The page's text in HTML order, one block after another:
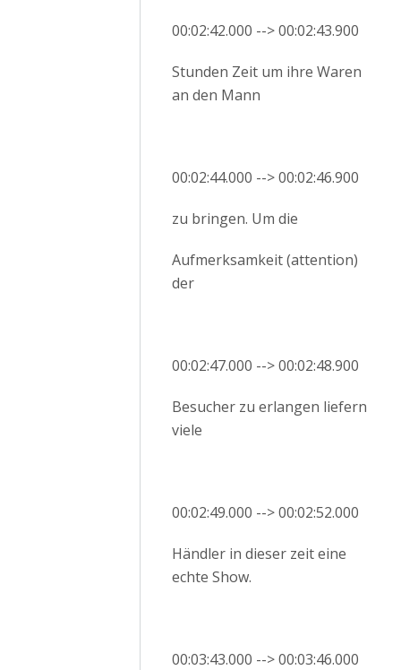
00:02:42.000 --> 00:02:43.900
Stunden Zeit um ihre Waren
an den Mann
00:02:44.000 --> 00:02:46.900
zu bringen. Um die
Aufmerksamkeit (attention)
der
00:02:47.000 --> 00:02:48.900
Besucher zu erlangen liefern
viele
00:02:49.000 --> 00:02:52.000
Händler in dieser zeit eine
echte Show.
00:03:43.000 --> 00:03:46.000